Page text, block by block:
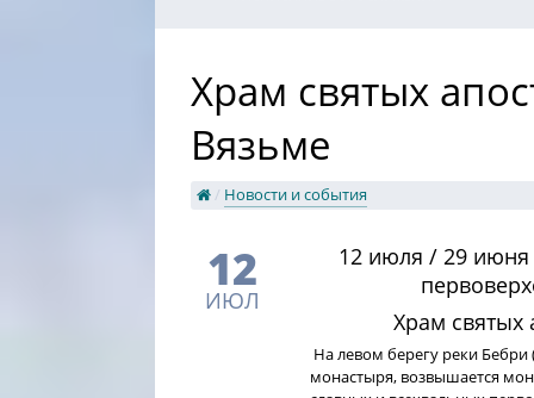
Храм святых
Вязьме
/ Новости и события
12
ИЮЛ
12 июля / 29 июня
Храм святых
На левом берегу реки
монастыря, возвышается